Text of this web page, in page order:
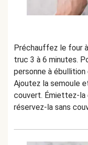
Préchauffez le four
truc 3 à 6 minutes.
personne à ébullition
Ajoutez la semoule
couvert. Émiettez-
réservez-la sans